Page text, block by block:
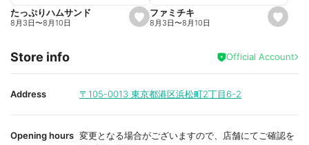
e
e
s
e
i
t
たっぷりハムサンド
8月3日〜8月10日
s
e
a
ファミチキ
8月3日〜8月10日
Store info Official Account
Address 〒105-0013 東京都港区浜松町2丁目6-2
Opening hours 変更となる場合がございますので、店舗にてご確認を